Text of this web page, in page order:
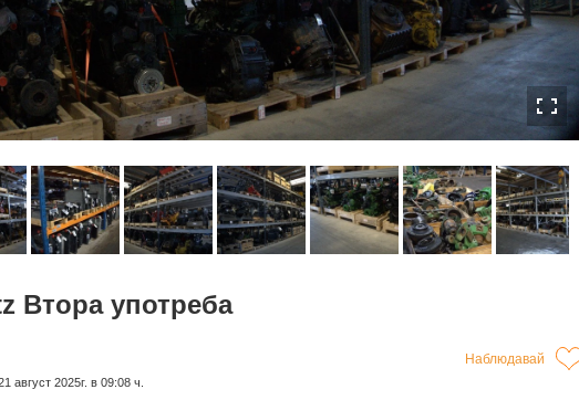
Втора употреба
Наблюдавай
август 2025г. в 09:08 ч.